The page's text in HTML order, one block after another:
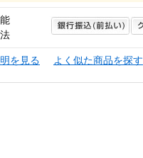
を見る よく似た商品を探す